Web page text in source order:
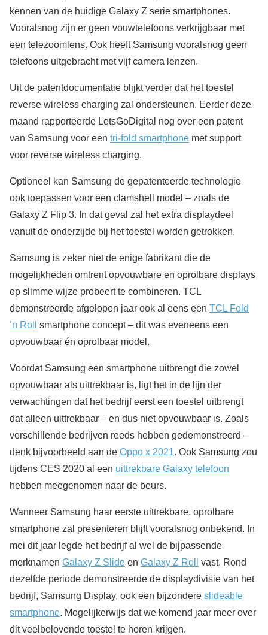
kennen van de huidige Galaxy Z serie smartphones.
Vooralsnog zijn er geen vouwtelefoons verkrijgbaar met
een telezoomlens. Ook heeft Samsung vooralsnog geen
telefoons uitgebracht met vijf camera lenzen.
Uit de patentdocumentatie blijkt verder dat het toestel
reverse wireless charging zal ondersteunen. Eerder deze
maand rapporteerde LetsGoDigital nog over een patent
van Samsung voor een tri-fold smartphone met support
voor reverse wireless charging.
Optioneel kan Samsung de gepatenteerde technologie
ook toepassen voor een clamshell model – zoals de
Galaxy Z Flip 3. In dat geval zal het extra displaydeel
vanuit de onderzijde bij het toestel worden getrokken.
Samsung is zeker niet de enige fabrikant die de
mogelijkheden omtrent opvouwbare en oprolbare displays
op slimme wijze probeert te combineren. TCL
demonstreerde afgelopen jaar ook al eens een TCL Fold
’n Roll
smartphone concept – dit was eveneens een
opvouwbaar én oprolbaar model.
Voordat Samsung een smartphone uitbrengt die zowel
opvouwbaar als uittrekbaar is, ligt het in de lijn der
verwachtingen dat het bedrijf eerst een toestel uitbrengt
dat alleen uittrekbaar – en dus niet opvouwbaar is. Zoals
verschillende bedrijven reeds hebben gedemonstreerd –
denk bijvoorbeeld aan de Oppo x 2021. Ook Samsung zou
tijdens CES 2020 al een uittrekbare Galaxy telefoon
hebben meegenomen naar de beurs.
Wanneer Samsung haar eerste uittrekbare, oprolbare
smartphone zal presenteren blijft vooralsnog onbekend. In
mei dit jaar legde het bedrijf al wel de bijpassende
merknamen Galaxy Z Slide en Galaxy Z Roll
vast. Rond
dezelfde periode demonstreerde de displaydivisie van het
bedrijf, Samsung Display, ook een bijzondere slideable
smartphone. Mogelijkerwijs dat we komend jaar meer over
dit veelbelovende toestel te horen krijgen.